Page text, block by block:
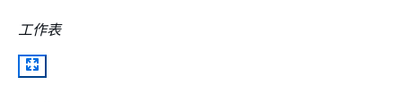
工作表